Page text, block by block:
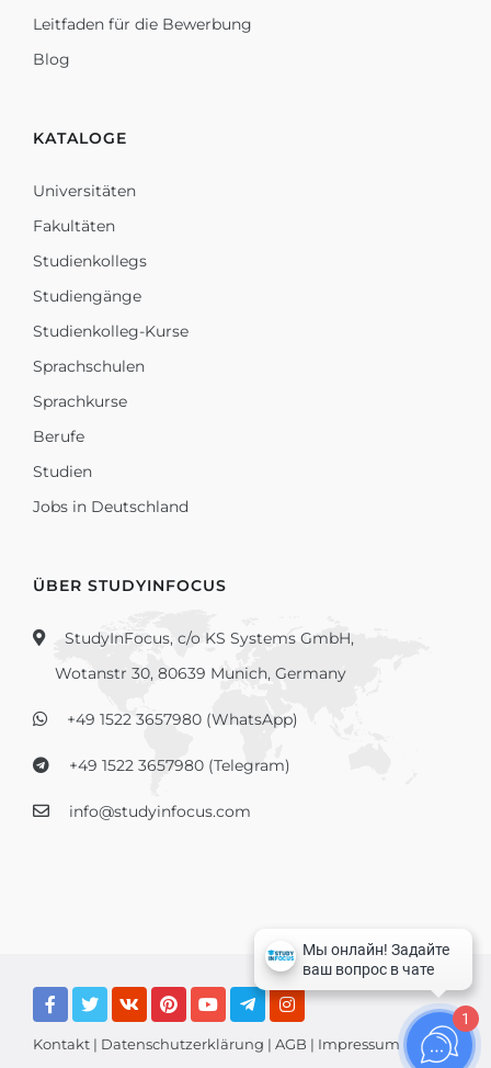
Leitfaden für die Bewerbung
Blog
KATALOGE
Universitäten
Fakultäten
Studienkollegs
Studiengänge
Studienkolleg-Kurse
Sprachschulen
Sprachkurse
Berufe
Studien
Jobs in Deutschland
ÜBER STUDYINFOCUS
StudyInFocus, c/o KS Systems GmbH,
Wotanstr 30, 80639 Munich, Germany
+49 1522 3657980 (WhatsApp)
+49 1522 3657980 (Telegram)
info@studyinfocus.com
Kontakt | Datenschutzerklärung | AGB | Impressum
1